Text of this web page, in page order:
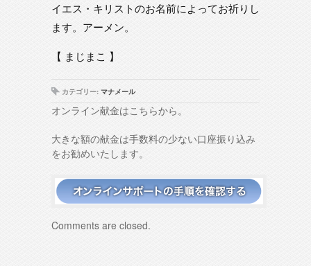
イエス・キリストのお名前によってお祈りし
ます。アーメン。
【 まじまこ 】
カテゴリー: マナメール
オンライン献金はこちらから。
大きな額の献金は手数料の少ない口座振り込み
をお勧めいたします。
Comments are closed.